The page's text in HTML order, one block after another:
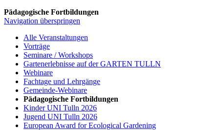
Pädagogische Fortbildungen
Navigation überspringen
Alle Veranstaltungen
Vorträge
Seminare / Workshops
Gartenerlebnisse auf der GARTEN TULLN
Webinare
Fachtage und Lehrgänge
Gemeinde-Webinare
Pädagogische Fortbildungen
Kinder UNI Tulln 2026
Jugend UNI Tulln 2026
European Award for Ecological Gardening